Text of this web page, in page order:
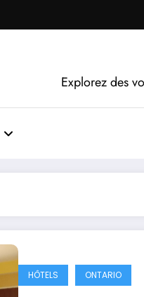
Explorez des
HÔTELS ONTARIO